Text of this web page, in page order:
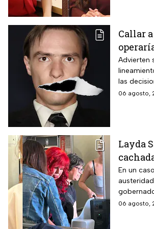
Callar
Ética y
de
Advierten
las
06 agosto,
Layda
primera
En un
fue
06 agosto,